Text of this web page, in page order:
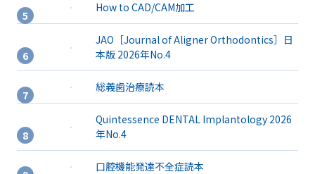
How to CAD/CAM加工
JAO［Journal of Aligner Orthodontics］日
本版 2026年No.4
総義歯治療読本
Quintessence DENTAL Implantology 2026
年No.4
口腔機能発達不全症読本